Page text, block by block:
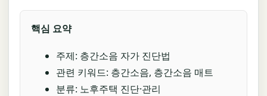
핵심 요약
주제: 층간소음 자가 진단법
관련 키워드: 층간소음, 층간소음 매트
분류: 노후주택 진단·관리